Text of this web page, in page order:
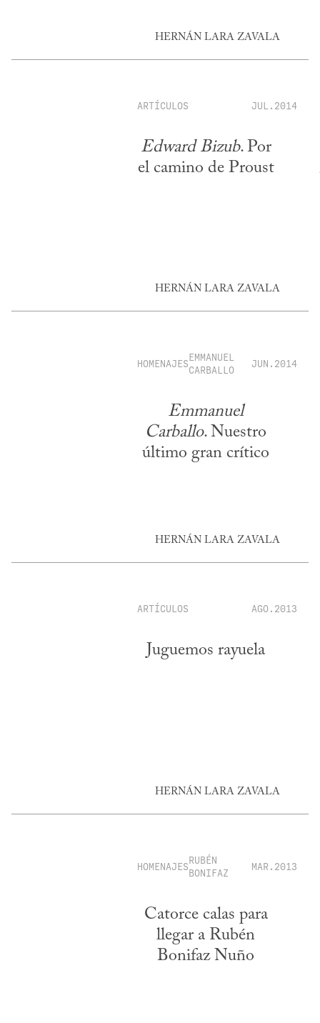
HERNÁN LARA ZAVALA
ARTÍCULOS JUL.2014
Edward Bizub. Por
el camino de Proust
HERNÁN LARA ZAVALA
HOMENAJESEMMANUEL
CARBALLO
JUN.2014
Emmanuel
Carballo. Nuestro
último gran crítico
HERNÁN LARA ZAVALA
ARTÍCULOS AGO.2013
Juguemos rayuela
HERNÁN LARA ZAVALA
HOMENAJESRUBÉN
BONIFAZ
MAR.2013
Catorce calas para
llegar a Rubén
Bonifaz Nuño